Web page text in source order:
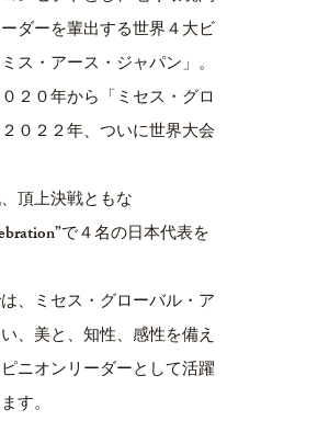
ダーを輩出する世界４大ビ
ス・アース・ジャパン」。
２０年から「ミセス・グロ
０２２年、ついに世界大会
頂上決戦ともな
で４名の日本代表を
、ミセス・グローバル・ア
、美と、知性、感性を備え
ニオンリーダーとして活躍
す。